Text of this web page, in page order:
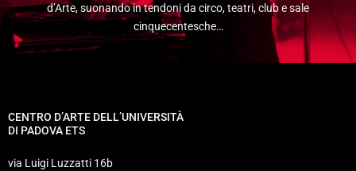
d’Arte, suonando in tendoni da circo, teatri, club e sale
cinquecentesche…
CENTRO D’ARTE DELL’UNIVERSITÀ
DI PADOVA ETS
via Luigi Luzzatti 16b